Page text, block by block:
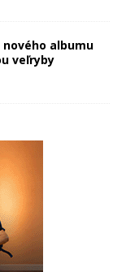
albumu
veľryby